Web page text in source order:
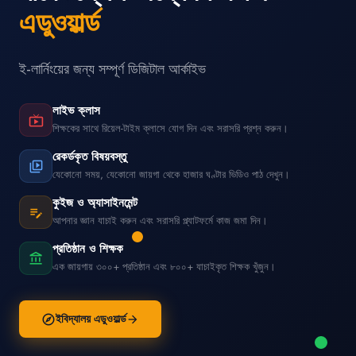
এডুওয়ার্ল্ড
ই-লার্নিংয়ের জন্য সম্পূর্ণ ডিজিটাল আর্কাইভ
live_tv
লাইভ ক্লাস
শিক্ষকের সাথে রিয়েল-টাইম ক্লাসে যোগ দিন এবং সরাসরি প্রশ্ন করুন।
video_library
রেকর্ডকৃত বিষয়বস্তু
যেকোনো সময়, যেকোনো জায়গা থেকে হাজার ঘণ্টার ভিডিও পাঠ দেখুন।
edit_note
কুইজ ও অ্যাসাইনমেন্ট
আপনার জ্ঞান যাচাই করুন এবং সরাসরি প্ল্যাটফর্মে কাজ জমা দিন।
account_balance
প্রতিষ্ঠান ও শিক্ষক
এক জায়গায় ৩০০+ প্রতিষ্ঠান এবং ৮০০+ যাচাইকৃত শিক্ষক খুঁজুন।
exploreইবিদ্যালয় এডুওয়ার্ল্ডarrow_forward